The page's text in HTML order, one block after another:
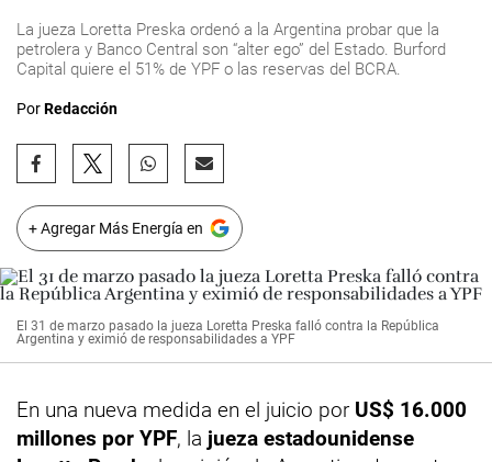
La jueza Loretta Preska ordenó a la Argentina probar que la
petrolera y Banco Central son “alter ego” del Estado. Burford
Capital quiere el 51% de YPF o las reservas del BCRA.
PorRedacción
+ Agregar Más Energía en
El 31 de marzo pasado la jueza Loretta Preska falló contra la República
Argentina y eximió de responsabilidades a YPF
En una nueva medida en el juicio por US$ 16.000
millones por YPF, la jueza estadounidense